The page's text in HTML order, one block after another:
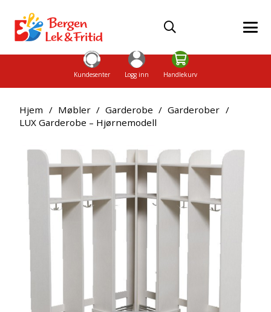
Kundesenter Logg inn Handlekurv
Hjem / Møbler / Garderobe / Garderober /
LUX Garderobe – Hjørnemodell